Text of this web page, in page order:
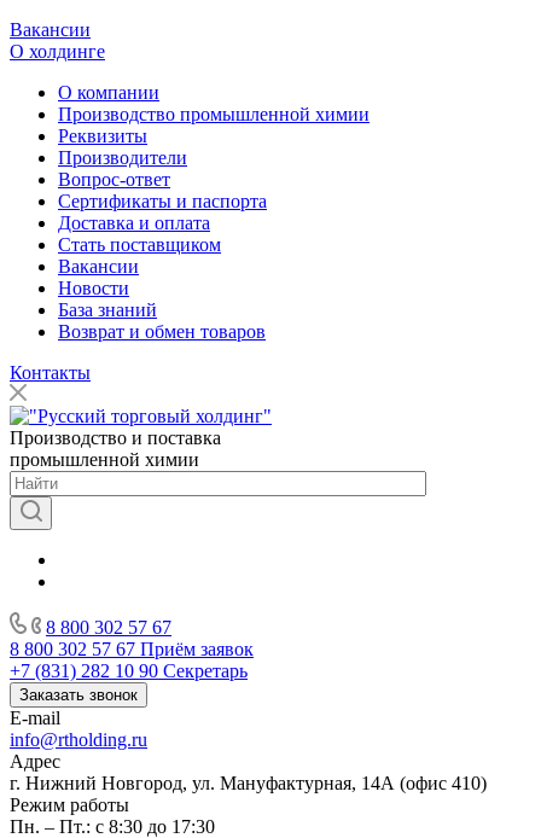
Вакансии
О холдинге
О компании
Производство промышленной химии
Реквизиты
Производители
Вопрос-ответ
Сертификаты и паспорта
Доставка и оплата
Стать поставщиком
Вакансии
Новости
База знаний
Возврат и обмен товаров
Контакты
Производство и поставка
промышленной химии
8 800 302 57 67
8 800 302 57 67 Приём заявок
+7 (831) 282 10 90 Секретарь
Заказать звонок
E-mail
info@rtholding.ru
Адрес
г. Нижний Новгород, ул. Мануфактурная, 14А (офис 410)
Режим работы
Пн. – Пт.: с 8:30 до 17:30